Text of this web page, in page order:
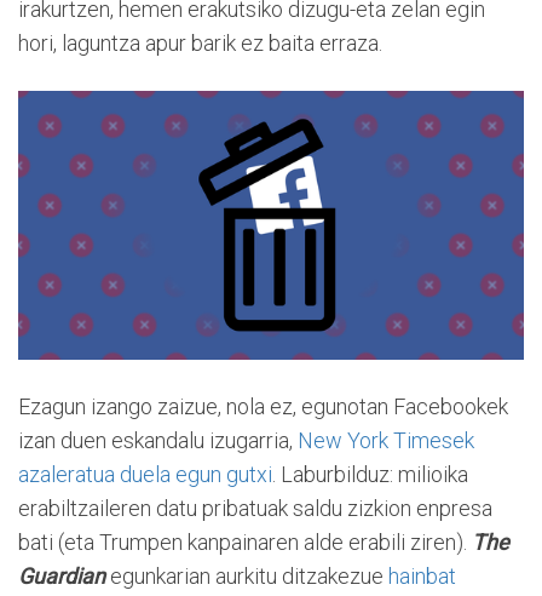
irakurtzen, hemen erakutsiko dizugu-eta zelan egin
hori, laguntza apur barik ez baita erraza.
Ezagun izango zaizue, nola ez, egunotan Facebookek
izan duen eskandalu izugarria, New York Timesek
azaleratua duela egun gutxi . Laburbilduz: milioika
erabiltzaileren datu pribatuak saldu zizkion enpresa
bati (eta Trumpen kanpainaren alde erabili ziren). The
Guardianegunkarian aurkitu ditzakezue hainbat